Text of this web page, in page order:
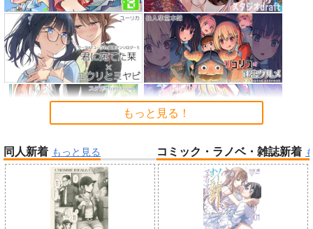
人狼機ウィンヴルガ ー叛逆篇ー 5
魔王マーラ煩悩学園 ～勇者、教師に
堕とされる～ 1
理想の彼女 3
時々ボソッとロシア語でデレる勇者
のアーリャさん
帝国機神ヴォルカミオン 2 ふかふかダンジョン攻略記 19
「少女☆歌劇 レヴュースタァ
ライト」スペシャルライブ “St
arry Horizon” Blu-ray(初回限
もっと見る！
同人新着 もっと見る コミック・ラノベ・雑誌新着